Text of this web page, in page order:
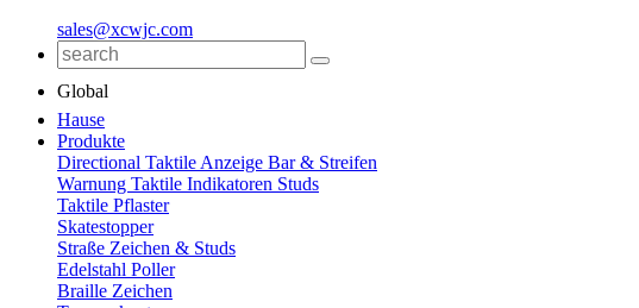
sales@xcwjc.com
Global
Hause
Produkte
Directional Taktile Anzeige Bar & Streifen
Warnung Taktile Indikatoren Studs
Taktile Pflaster
Skatestopper
Straße Zeichen & Studs
Edelstahl Poller
Braille Zeichen